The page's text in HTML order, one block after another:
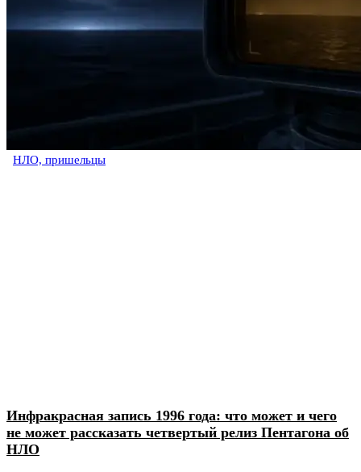
НЛО, пришельцы
Инфракрасная запись 1996 года: что может и чего
не может рассказать четвертый релиз Пентагона об
НЛО